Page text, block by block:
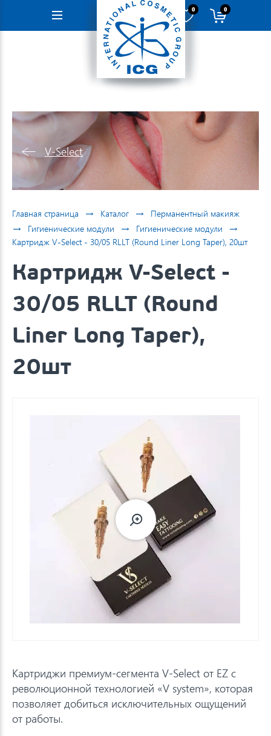
Навигация
0 0
V-Select
Главная страница → Каталог → Перманентный макияж
→ Гигиенические модули → Гигиенические модули →
Картридж V-Select - 30/05 RLLT (Round Liner Long Taper), 20шт
Картридж V-Select -
30/05 RLLT (Round
Liner Long Taper),
20шт
Картриджи премиум-сегмента V-Select от EZ с
революционной технологией «V system», которая
позволяет добиться исключительных ощущений
от работы.